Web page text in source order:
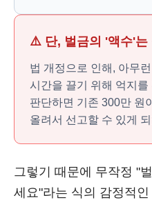
⚠️ 단, 벌금의 '액수'는
법 개정으로 인해, 아무
시간을 끌기 위해 억지
판단하면 기존 300만 원
올려서 선고할 수 있게
그렇기 때문에 무작정 "
세요"라는 식의 감정적